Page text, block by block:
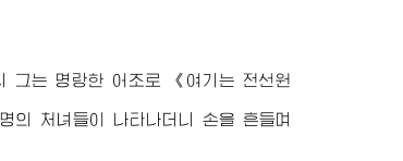
그는 명랑한 어조로 《여기는 전선원
의 처녀들이 나타나더니 손을 흔들며